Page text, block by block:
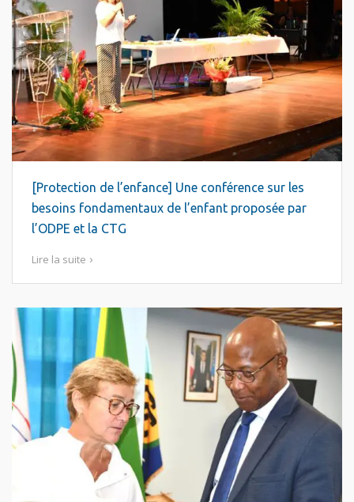
[Protection de l’enfance] Une conférence sur les
besoins fondamentaux de l’enfant proposée par
l’ODPE et la CTG
Lire la suite